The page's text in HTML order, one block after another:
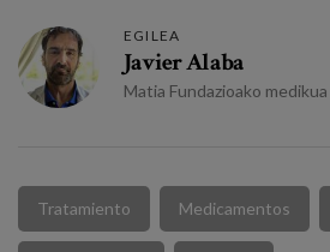
EGILEA
Javier Alaba
Matia Fundazioako medikua
Tratamiento Medicamentos